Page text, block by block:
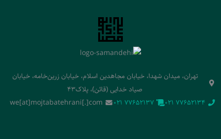
تهران، میدان شهدا، خیابان مجاهدین اسلام، خیابان زرین‌خامه، خیابان
صیاد خدایی (قائن)، پلاک43
‭021 77652134‬
‭021 77652137‬
we[at]mojtabatehrani[.]com